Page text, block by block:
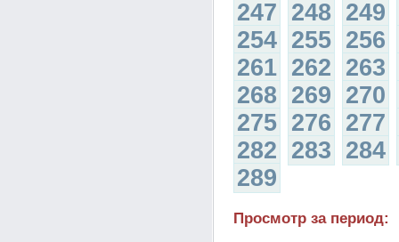
247 248 249
254 255 256
261 262 263
268 269 270
275 276 277
282 283 284
289
Просмотр за период: